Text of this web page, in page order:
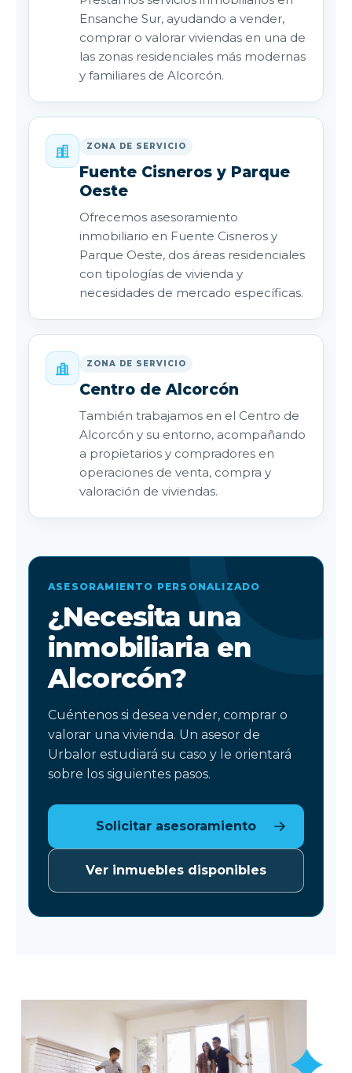
Ensanche Sur, ayudando a vender,
comprar o valorar viviendas en una de
las zonas residenciales más modernas
y familiares de Alcorcón.
ZONA DE SERVICIO
Fuente Cisneros y Parque
Oeste
Ofrecemos asesoramiento
inmobiliario en Fuente Cisneros y
Parque Oeste, dos áreas residenciales
con tipologías de vivienda y
necesidades de mercado específicas.
ZONA DE SERVICIO
Centro de Alcorcón
También trabajamos en el Centro de
Alcorcón y su entorno, acompañando
a propietarios y compradores en
operaciones de venta, compra y
valoración de viviendas.
ASESORAMIENTO PERSONALIZADO
¿Necesita una
inmobiliaria en
Alcorcón?
Cuéntenos si desea vender, comprar o
valorar una vivienda. Un asesor de
Urbalor estudiará su caso y le orientará
sobre los siguientes pasos.
Solicitar asesoramiento
Ver inmuebles disponibles